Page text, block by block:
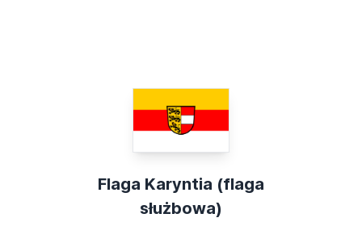
Flaga Karyntia (flaga
służbowa)